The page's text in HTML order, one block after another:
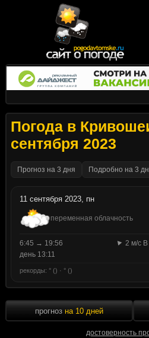
Погода в
сентября 2023
Прогноз на 3 дня Подробно на 3
11 сентября 2023, пн
переменная облачность
6:45 → 19:56
2 м/с В
день 13:11
рекорды: ° () · ° ()
прогноз на 10 дней
достоверность